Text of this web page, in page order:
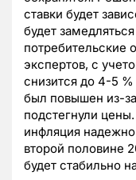
ставки будет
будет
потребительские
экспертов, с
снизится до 4-5
был повышен из-
подстегнули
инфляция
второй половине
будет стабильно